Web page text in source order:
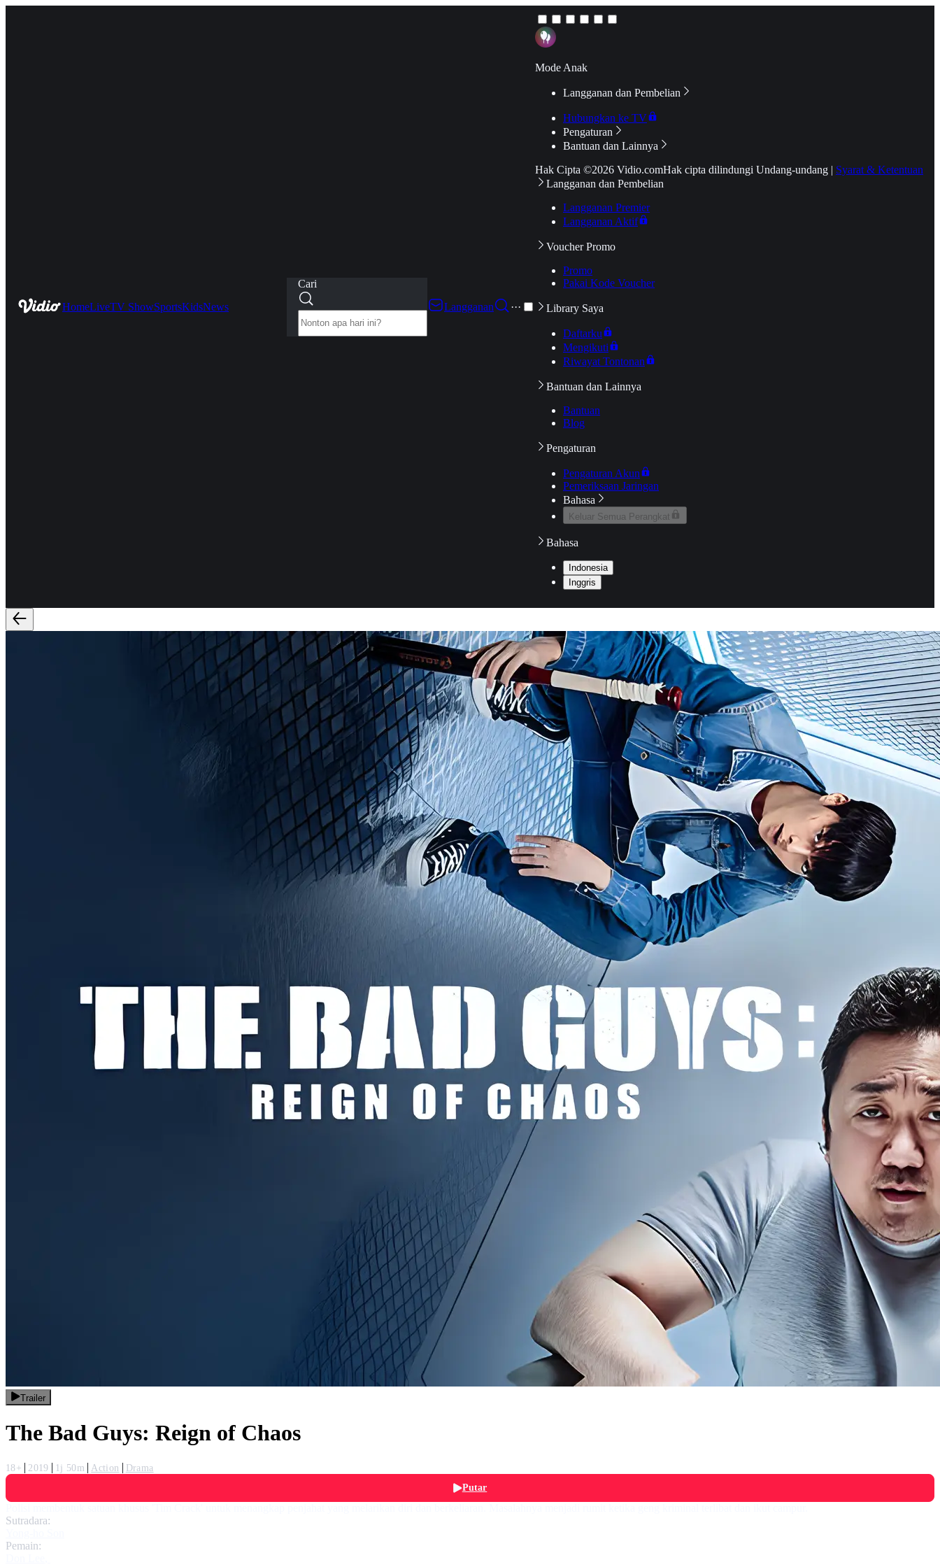
HomeLiveTV ShowSportsKidsNews
Cari
Langganan
···
Mode Anak
Langganan dan Pembelian
Hubungkan ke TV
Pengaturan
Bantuan dan Lainnya
Hak Cipta ©2026 Vidio.comHak cipta dilindungi Undang-undang | Syarat & Ketentuan
Langganan dan Pembelian
Langganan Premier
Langganan Aktif
Voucher Promo
Promo
Pakai Kode Voucher
Library Saya
Daftarku
Mengikuti
Riwayat Tontonan
Bantuan dan Lainnya
Bantuan
Blog
Pengaturan
Pengaturan Akun
Pemeriksaan Jaringan
Bahasa
Keluar Semua Perangkat
Bahasa
Indonesia
Inggris
Trailer
The Bad Guys: Reign of Chaos
18+ 2019 1j 50m Action
Drama
Putar
Sutradara:
Pemain: